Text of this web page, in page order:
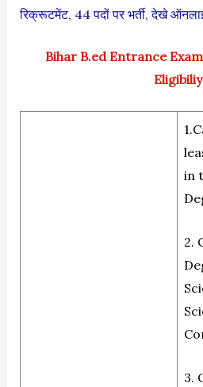
रिक्रूटमेंट, 44 पदों पर भर्ती, देखे
Bihar B.ed Entrance
Eligibiliy
in
2.
3.